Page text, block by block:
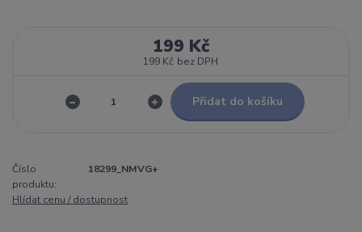
199 Kč
199 Kč bez DPH
Přidat do košíku
Číslo
produktu:
18299_NMVG+
Hlídat cenu / dostupnost